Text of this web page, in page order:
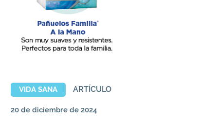
VIDA SANA ARTÍCULO
20 de diciembre de 2024